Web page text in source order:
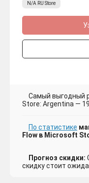
N/A RU Store
Самый выгодный
Store: Argentina —
По статистике
Flow в Microsoft
Прогноз скидки:
скидку стоит